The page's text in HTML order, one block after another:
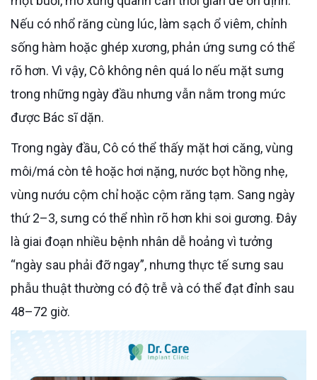
Nếu có nhổ răng cùng lúc, làm sạch ổ viêm, chỉnh
sống hàm hoặc ghép xương, phản ứng sưng có thể
rõ hơn. Vì vậy, Cô không nên quá lo nếu mặt sưng
trong những ngày đầu nhưng vẫn nằm trong mức
được Bác sĩ dặn.
Trong ngày đầu, Cô có thể thấy mặt hơi căng, vùng
môi/má còn tê hoặc hơi nặng, nước bọt hồng nhẹ,
vùng nướu cộm chỉ hoặc cộm răng tạm. Sang ngày
thứ 2–3, sưng có thể nhìn rõ hơn khi soi gương. Đây
là giai đoạn nhiều bệnh nhân dễ hoảng vì tưởng
“ngày sau phải đỡ ngay”, nhưng thực tế sưng sau
phẫu thuật thường có độ trễ và có thể đạt đỉnh sau
48–72 giờ.